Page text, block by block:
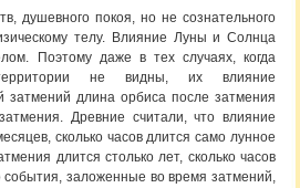
душевного покоя, но не сознательного
телу. Влияние Луны и Солнца
Поэтому даже в тех случаях, когда
не видны, их влияние
затмений длина орбиса после затмения
Древние считали, что влияние
сколько часов длится само лунное
длится столько лет, сколько часов
заложенные во время затмений,